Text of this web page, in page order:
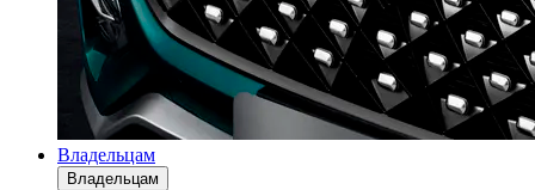
Владельцам
Владельцам